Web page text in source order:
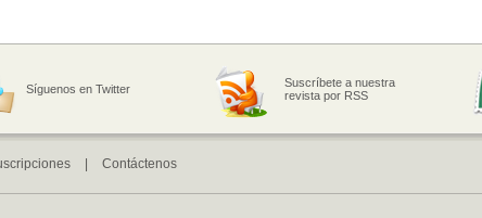
Síguenos en Twitter
Suscríbete a nuestra
revista por RSS
Contáctenos